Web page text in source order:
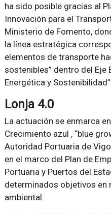
ha sido posible gracias al
Innovación para el
Ministerio de Fomento,
la línea estratégica
elementos de transporte
sostenibles” dentro del Eje
Energética y Sostenibilidad”.
Lonja 4.0
La actuación se enmarca
Crecimiento azul , “blue
Autoridad Portuaria de
en el marco del Plan de
Portuaria y Puertos del
determinados objetivos en
ambiental.